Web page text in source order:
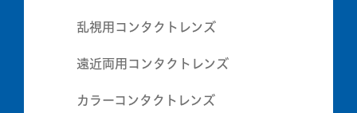
乱視用コンタクトレンズ
遠近両用コンタクトレンズ
カラーコンタクトレンズ